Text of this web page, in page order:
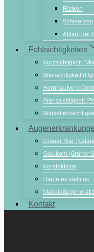
Risiken
Schmerzen
Ablauf der
Fehlsichtigkeiten
Kurzsichtigkeit
Weitsichtigkeit
Alterssichtigkeit
Grauer Star
Glaukom (Grüner
Keratektasie
Diabetes mellitus
Kontakt